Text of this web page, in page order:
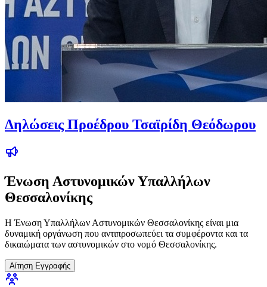
Δηλώσεις Προέδρου Τσαϊρίδη Θεόδωρου
Ένωση Αστυνομικών Υπαλλήλων
Θεσσαλονίκης
Η Ένωση Υπαλλήλων Αστυνομικών Θεσσαλονίκης είναι μια
δυναμική οργάνωση που αντιπροσωπεύει τα συμφέροντα και τα
δικαιώματα των αστυνομικών στο νομό Θεσσαλονίκης.
Αίτηση Εγγραφής